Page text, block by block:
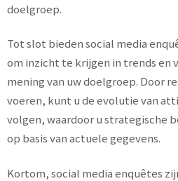
doelgroep.
Tot slot bieden social media
om inzicht te krijgen in trends en
mening van uw doelgroep. Door
voeren, kunt u de evolutie van
volgen, waardoor u strategische
op basis van actuele gegevens.
Kortom, social media enquêtes